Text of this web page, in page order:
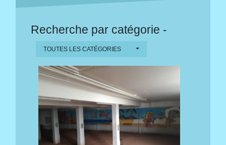
Recherche par catégorie -
TOUTES LES CATÉGORIES